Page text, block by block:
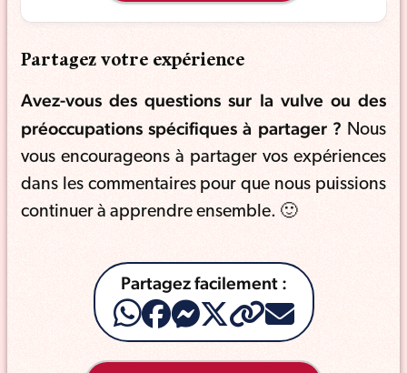
Partagez votre expérience
Avez-vous des questions sur la vulve ou des
préoccupations spécifiques à partager ? Nous
vous encourageons à partager vos expériences
dans les commentaires pour que nous puissions
continuer à apprendre ensemble. 🙂
Partagez facilement :